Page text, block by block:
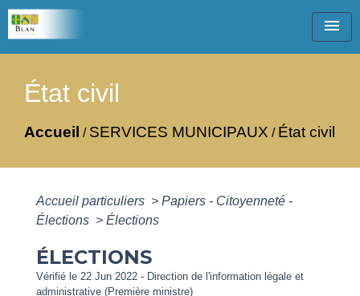
menu
État civil
Accueil / SERVICES MUNICIPAUX / État civil
Accueil particuliers > Papiers - Citoyenneté -
Élections > Élections
ÉLECTIONS
Vérifié le 22 Jun 2022 - Direction de l'information légale et
administrative (Première ministre)